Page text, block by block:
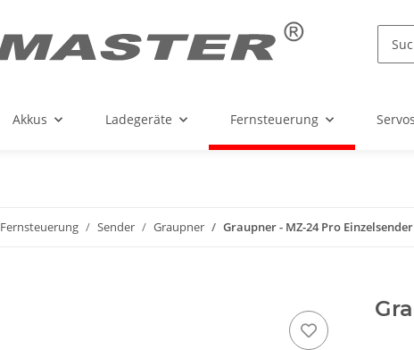
Akkus Ladegeräte Fernsteuerung Servos
Fernsteuerung Sender Graupner Graupner - MZ-24 Pro